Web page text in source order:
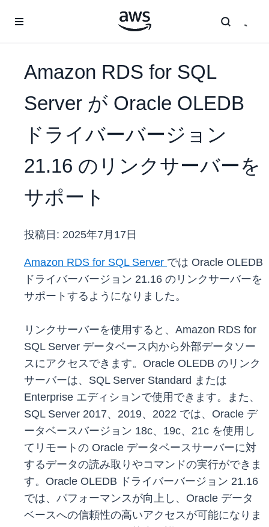
Amazon RDS for SQL
Server が Oracle OLEDB
ドライバーバージョン
21.16 のリンクサーバーを
サポート
投稿日: 2025年7月17日
Amazon RDS for SQL Server では Oracle OLEDB
ドライバーバージョン 21.16 のリンクサーバーを
サポートするようになりました。
リンクサーバーを使用すると、Amazon RDS for
SQL Server データベース内から外部データソー
スにアクセスできます。Oracle OLEDB のリンク
サーバーは、SQL Server Standard または
Enterprise エディションで使用できます。また、
SQL Server 2017、2019、2022 では、Oracle デ
ータベースバージョン 18c、19c、21c を使用し
てリモートの Oracle データベースサーバーに対
するデータの読み取りやコマンドの実行ができま
す。Oracle OLEDB ドライバーバージョン 21.16
では、パフォーマンスが向上し、Oracle データ
ベースへの信頼性の高いアクセスが可能になりま